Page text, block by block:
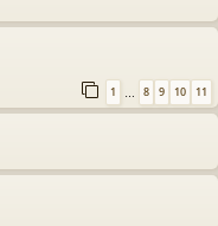
1 … 8 9 10 11